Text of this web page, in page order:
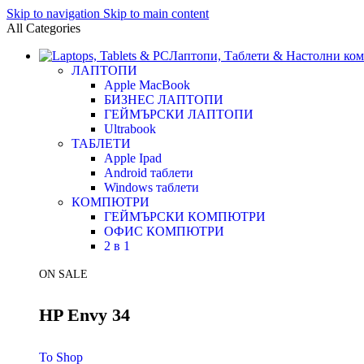
Skip to navigation Skip to main content
All Categories
Лаптопи, Таблети & Настолни
ЛАПТОПИ
Apple MacBook
БИЗНЕС ЛАПТОПИ
ГЕЙМЪРСКИ ЛАПТОПИ
Ultrabook
ТАБЛЕТИ
Apple Ipad
Android таблети
Windows таблети
КОМПЮТРИ
ГЕЙМЪРСКИ КОМПЮТРИ
ОФИС КОМПЮТРИ
2 в 1
ON SALE
HP Envy 34
To Shop